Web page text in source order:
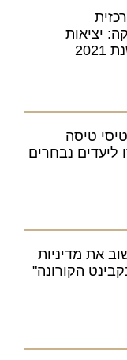
יציאות
טיסה
את מדיניות
הקורונה"